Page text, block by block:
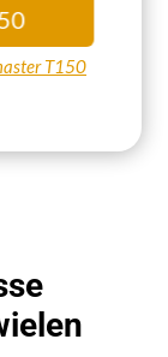
T150